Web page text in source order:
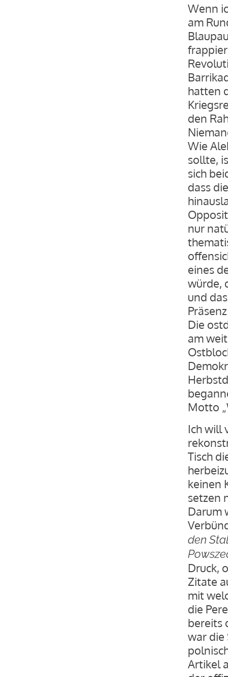
Wenn
am
hatten
den
Wie
sollte,
sich
dass
nur
eines
würde,
und
Die
am
Motto
Ich will
Tisch
keinen
setzen
Darum
den
Druck,
Zitate
mit
die
bereits
war die
Artikel